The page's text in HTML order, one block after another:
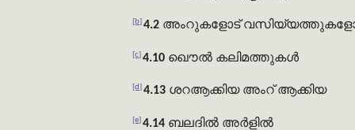
[b]4.2 അംറുകളോട്
[c]4.10 ഖൌൽ കലിമത്തുകൾ
[d] 4.13 ശറആക്കിയ അംറ് ആക്കിയ
[e]4.14 ബലദിൽ അർളിൽ